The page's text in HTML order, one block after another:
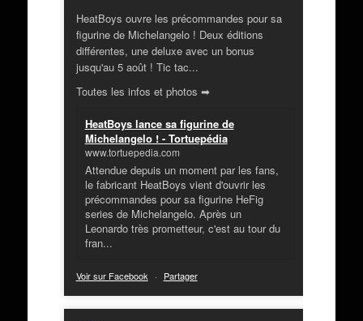
HeatBoys ouvre les précommandes pour sa
figurine de Michelangelo ! Deux éditions
différentes, une deluxe avec un bonus
jusqu'au 5 août ! Tic tac...
Toutes les infos et photos ➡
HeatBoys lance sa figurine de
Michelangelo ! - Tortuepédia
www.tortuepedia.com
Attendue depuis un moment par les fans,
le fabricant HeatBoys vient d'ouvrir les
précommandes pour sa figurine HeFig
series de Michelangelo. Après un
Leonardo très prometteur, c'est au tour du
fran...
Voir sur Facebook · Partager